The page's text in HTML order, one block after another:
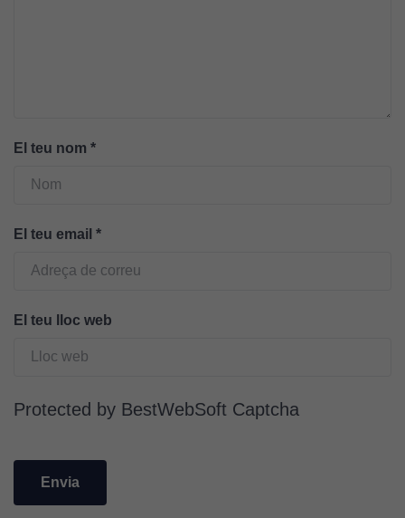
El teu nom *
El teu email *
El teu lloc web
Protected by BestWebSoft Captcha